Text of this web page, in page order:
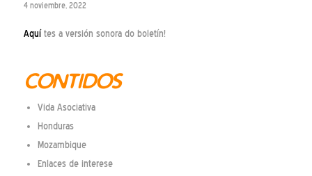
4 noviembre, 2022
Aquítes a versión sonora do boletín!
CONTIDOS
Vida Asociativa
Honduras
Mozambique
Enlaces de interese